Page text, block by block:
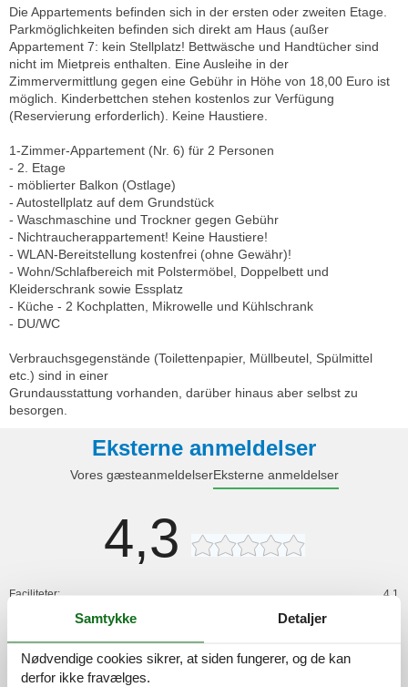
Die Appartements befinden sich in der ersten oder zweiten Etage.
Parkmöglichkeiten befinden sich direkt am Haus (außer
Appartement 7: kein Stellplatz! Bettwäsche und Handtücher sind
nicht im Mietpreis enthalten. Eine Ausleihe in der
Zimmervermittlung gegen eine Gebühr in Höhe von 18,00 Euro ist
möglich. Kinderbettchen stehen kostenlos zur Verfügung
(Reservierung erforderlich). Keine Haustiere.
1-Zimmer-Appartement (Nr. 6) für 2 Personen
- 2. Etage
- möblierter Balkon (Ostlage)
- Autostellplatz auf dem Grundstück
- Waschmaschine und Trockner gegen Gebühr
- Nichtraucherappartement! Keine Haustiere!
- WLAN-Bereitstellung kostenfrei (ohne Gewähr)!
- Wohn/Schlafbereich mit Polstermöbel, Doppelbett und
Kleiderschrank sowie Essplatz
- Küche - 2 Kochplatten, Mikrowelle und Kühlschrank
- DU/WC
Verbrauchsgegenstände (Toilettenpapier, Müllbeutel, Spülmittel
etc.) sind in einer
Grundausstattung vorhanden, darüber hinaus aber selbst zu
besorgen.
Eksterne anmeldelser
Vores gæsteanmeldelserEksterne anmeldelser
4,3
Faciliteter:
4,1
Komfort:
Venlighed:
Samtykke Detaljer
Nødvendige cookies sikrer, at siden fungerer, og de kan
derfor ikke fravælges.